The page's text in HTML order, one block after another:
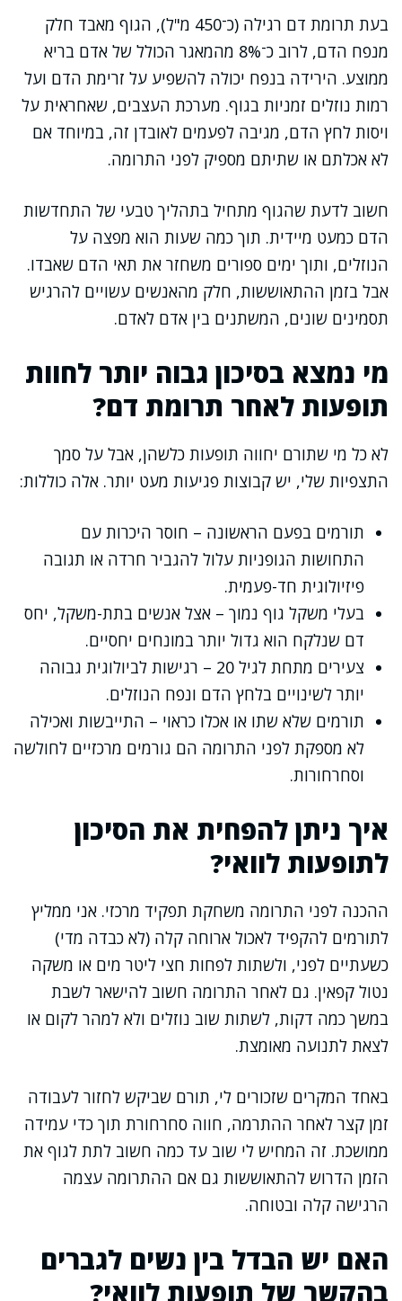
בעת תרומת דם רגילה (כ־450 מ"ל), הגוף מאבד חלק
מנפח הדם, לרוב כ־8% מהמאגר הכולל של אדם בריא
ממוצע. הירידה בנפח יכולה להשפיע על זרימת הדם ועל
רמות נוזלים זמניות בגוף. מערכת העצבים, שאחראית על
ויסות לחץ הדם, מגיבה לפעמים לאובדן זה, במיוחד אם
לא אכלתם או שתיתם מספיק לפני התרומה.
חשוב לדעת שהגוף מתחיל בתהליך טבעי של התחדשות
הדם כמעט מיידית. תוך כמה שעות הוא מפצה על
הנוזלים, ותוך ימים ספורים משחזר את תאי הדם שאבדו.
אבל בזמן ההתאוששות, חלק מהאנשים עשויים להרגיש
תסמינים שונים, המשתנים בין אדם לאדם.
מי נמצא בסיכון גבוה יותר לחוות
תופעות לאחר תרומת דם?
לא כל מי שתורם יחווה תופעות כלשהן, אבל על סמך
התצפיות שלי, יש קבוצות פגיעות מעט יותר. אלה כוללות:
תורמים בפעם הראשונה – חוסר היכרות עם
התחושות הגופניות עלול להגביר חרדה או תגובה
פיזיולוגית חד-פעמית.
בעלי משקל גוף נמוך – אצל אנשים בתת-משקל, יחס
דם שנלקח הוא גדול יותר במונחים יחסיים.
צעירים מתחת לגיל 20 – רגישות לביולוגית גבוהה
יותר לשינויים בלחץ הדם ונפח הנוזלים.
תורמים שלא שתו או אכלו כראוי – התייבשות ואכילה
לא מספקת לפני התרומה הם גורמים מרכזיים לחולשה
וסחרחורות.
איך ניתן להפחית את הסיכון
לתופעות לוואי?
ההכנה לפני התרומה משחקת תפקיד מרכזי. אני ממליץ
לתורמים להקפיד לאכול ארוחה קלה (לא כבדה מדי)
כשעתיים לפני, ולשתות לפחות חצי ליטר מים או משקה
נטול קפאין. גם לאחר התרומה חשוב להישאר לשבת
במשך כמה דקות, לשתות שוב נוזלים ולא למהר לקום או
לצאת לתנועה מאומצת.
באחד המקרים שזכורים לי, תורם שביקש לחזור לעבודה
זמן קצר לאחר ההתרמה, חווה סחרחורת תוך כדי עמידה
ממושכת. זה המחיש לי שוב עד כמה חשוב לתת לגוף את
הזמן הדרוש להתאוששות גם אם ההתרומה עצמה
הרגישה קלה ובטוחה.
האם יש הבדל בין נשים לגברים
בהקשר של תופעות לוואי?